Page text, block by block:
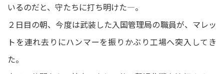
いるのだと、守たちに打ち明けた―。
２日目の朝、今度は武装した入国管理局の職員が、マレッ
トを連れ去りにハンマーを振りかぶり工場へ突入してき
た。